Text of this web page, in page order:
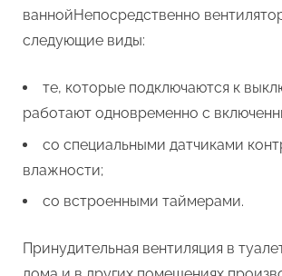
ваннойНепосредственно
следующие виды:
те, которые подключаются к
работают одновременно с
со специальными датчиками
влажности;
со встроенными таймерами.
Принудительная вентиляция в